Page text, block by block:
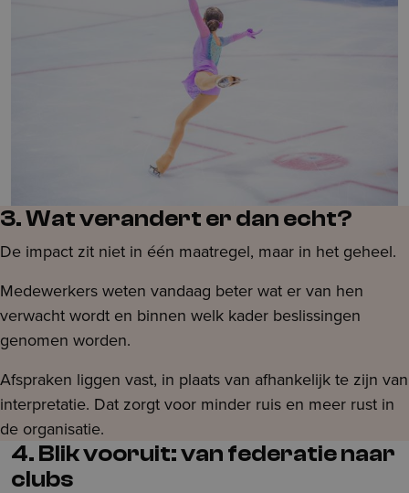
3. Wat verandert er dan echt?
De impact zit niet in één maatregel, maar in het geheel.
Medewerkers weten vandaag beter wat er van hen
verwacht wordt en binnen welk kader beslissingen
genomen worden.
Afspraken liggen vast, in plaats van afhankelijk te zijn van
interpretatie. Dat zorgt voor minder ruis en meer rust in
de organisatie.
4. Blik vooruit: van federatie naar
clubs